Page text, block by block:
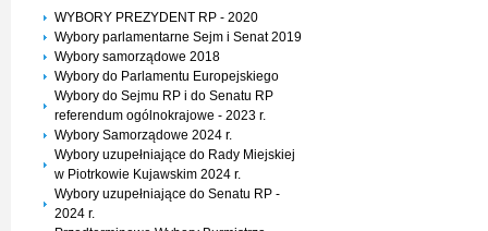
WYBORY PREZYDENT RP - 2020
Wybory parlamentarne Sejm i Senat 2019
Wybory samorządowe 2018
Wybory do Parlamentu Europejskiego
Wybory do Sejmu RP i do Senatu RP
referendum ogólnokrajowe - 2023 r.
Wybory Samorządowe 2024 r.
Wybory uzupełniające do Rady Miejskiej
w Piotrkowie Kujawskim 2024 r.
Wybory uzupełniające do Senatu RP -
2024 r.